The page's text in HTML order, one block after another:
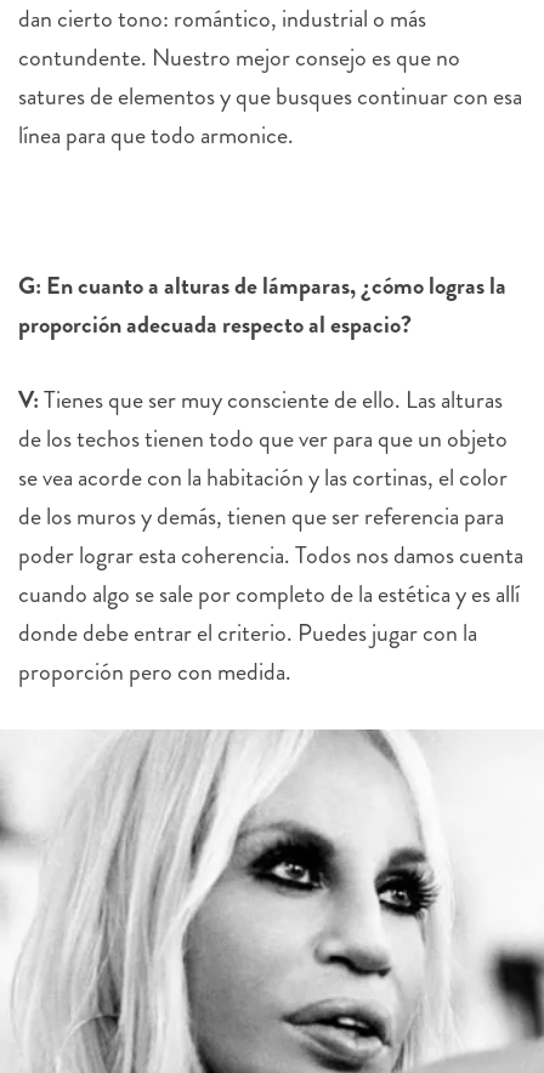
dan cierto tono: romántico, industrial o más
contundente. Nuestro mejor consejo es que no
satures de elementos y que busques continuar con esa
línea para que todo armonice.
G: En cuanto a alturas de lámparas, ¿cómo logras la
proporción adecuada respecto al espacio?
V:Tienes que ser muy consciente de ello. Las alturas
de los techos tienen todo que ver para que un objeto
se vea acorde con la habitación y las cortinas, el color
de los muros y demás, tienen que ser referencia para
poder lograr esta coherencia. Todos nos damos cuenta
cuando algo se sale por completo de la estética y es allí
donde debe entrar el criterio. Puedes jugar con la
proporción pero con medida.